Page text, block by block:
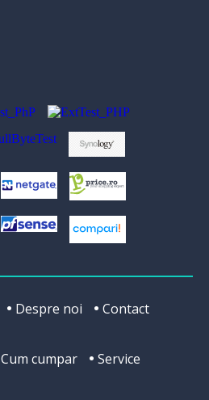
Despre noi Contact
Cum cumpar Service